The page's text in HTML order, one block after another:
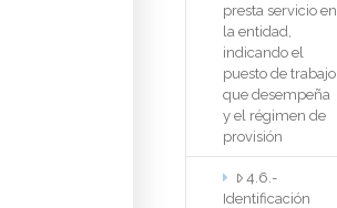
presta servicio en
la entidad,
indicando el
puesto de trabajo
que desempeña
y el régimen de
provisión
4.6.-
Identificación